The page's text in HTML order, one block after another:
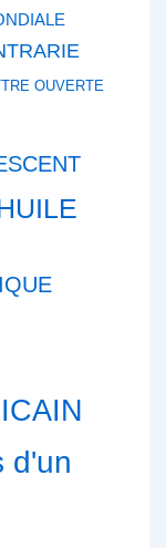
OUVERTE
d'un